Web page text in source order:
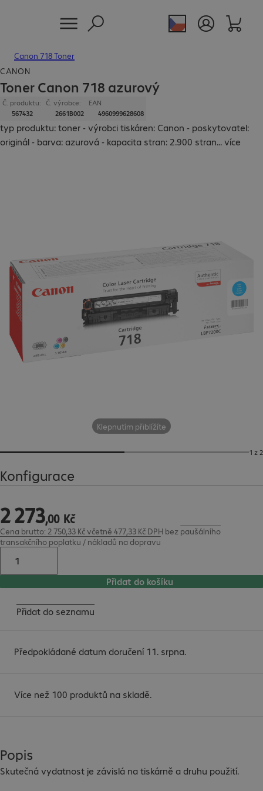
Canon 718 Toner
Klepnutím přiblížíte
1 z 2
CANON
Toner Canon 718 azurový
Č. produktu:
567432
Č. výrobce:
2661B002
EAN
4960999628608
typ produktu: toner - výrobci tiskáren: Canon - poskytovatel:
originál - barva: azurová - kapacita stran: 2.900 stran...více
Konfigurace
2273,00 Kč
2 273,00 Kč
Cena brutto: 2 750,33 Kč včetně 477,33 Kč DPH bez paušálního
transakčního poplatku / nákladů na dopravu
Přidat do košíku
Přidat do seznamu
Předpokládané datum doručení 11. srpna.
Více než 100 produktů na skladě.
Popis
Skutečná vydatnost je závislá na tiskárně a druhu použití.